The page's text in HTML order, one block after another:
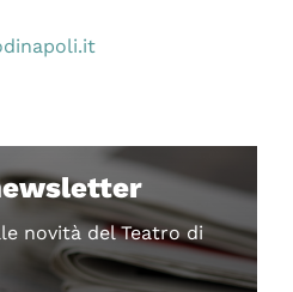
novità del Teatro di